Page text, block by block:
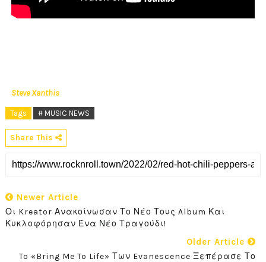
Steve Xanthis
Tags # MUSIC NEWS
Share This
Newer Article
Οι Kreator Ανακοίνωσαν Το Νέο Τους Album Και
Κυκλοφόρησαν Ένα Νέο Τραγούδι!
Older Article
To «Bring Me To Life» Των Evanescence Ξεπέρασε Το